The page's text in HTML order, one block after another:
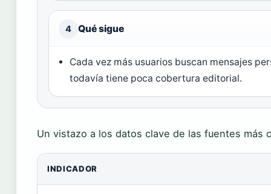
4 Qué sigue
Cada vez más usuarios buscan mensajes
todavía tiene poca cobertura editorial.
Un vistazo a los datos clave de las fuentes más
INDICADOR